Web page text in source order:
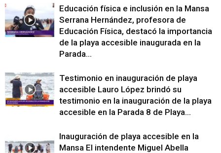
Educación física e inclusión en la Mansa
Serrana Hernández, profesora de
Educación Física, destacó la importancia
de la playa accesible inaugurada en la
Parada...
Testimonio en inauguración de playa
accesible Lauro López brindó su
testimonio en la inauguración de la playa
accesible en la Parada 8 de Playa...
Inauguración de playa accesible en la
Mansa El intendente Miguel Abella